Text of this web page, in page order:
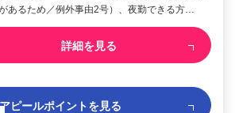
があるため／例外事由2号）、夜勤できる方…
詳細を見る
ピールポイントを見る